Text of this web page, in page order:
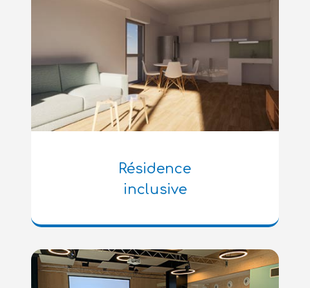
Résidence
inclusive